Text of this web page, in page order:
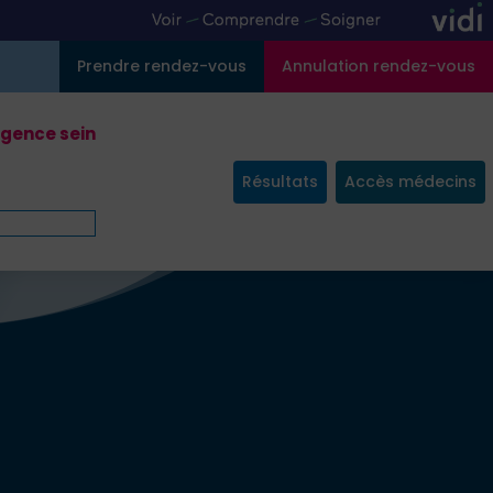
Annulation rendez-vous
Prendre rendez-vous
sein
Résultats Accès médecins